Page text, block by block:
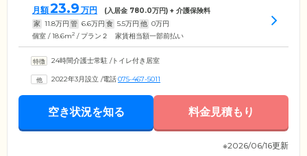
月額23.9 万円 (入居金 780.0万円) + 介護保険料
家 11.8万円 管 6.6万円 食 5.5万円 他 0万円
個室 / 18.6m2 / プラン２ 家賃相当額一部前払い
24時間介護士常駐 /トイレ付き居室
2022年3月設立 /電話075-467-5011
空き状況を知る 料金見積もり
※2026/06/16更新